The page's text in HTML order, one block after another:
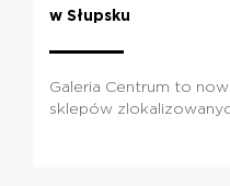
w Słupsku
Galeria Centrum to
sklepów